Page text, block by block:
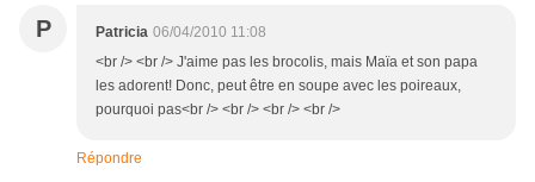
P Patricia 06/04/2010 11:08
<br /> <br /> J'aime pas les brocolis, mais Maïa et son papa
les adorent! Donc, peut être en soupe avec les poireaux,
pourquoi pas<br /> <br /> <br /> <br />
Répondre